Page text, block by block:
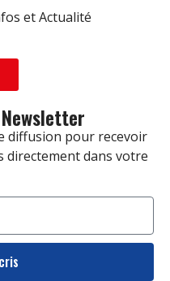
et Actualité
diffusion pour recevoir
directement dans votre